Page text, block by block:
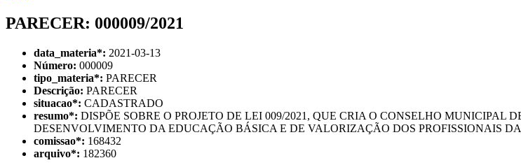
PARECER: 000009/2021
data_materia*: 2021-03-13
Número: 000009
tipo_materia*: PARECER
Descrição: PARECER
situacao*: CADASTRADO
resumo*: DISPÕE SOBRE O PROJETO DE LEI 009/2021, QUE CRIA O CONSELHO
DESENVOLVIMENTO DA EDUCAÇÃO BÁSICA E DE VALORIZAÇÃO DOS PROFISSIONAIS
comissao*: 168432
arquivo*: 182360